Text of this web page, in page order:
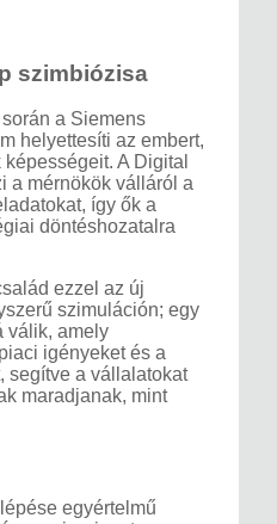
szimbiózisa
a Siemens
helyettesíti az embert,
A Digital
a mérnökök válláról a
így ők a
döntéshozatalra
ezzel az új
szimuláción; egy
válik, amely
igényeket és a
segítve a vállalatokat
maradjanak, mint
egyértelmű